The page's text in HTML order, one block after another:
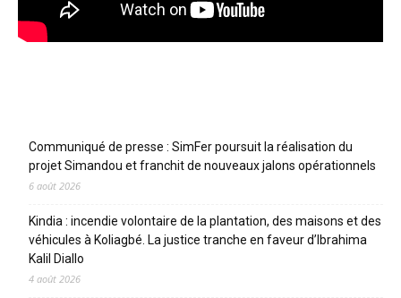
Communiqué de presse : SimFer poursuit la réalisation du
projet Simandou et franchit de nouveaux jalons opérationnels
6 août 2026
Kindia : incendie volontaire de la plantation, des maisons et des
véhicules à Koliagbé. La justice tranche en faveur d’Ibrahima
Kalil Diallo
4 août 2026